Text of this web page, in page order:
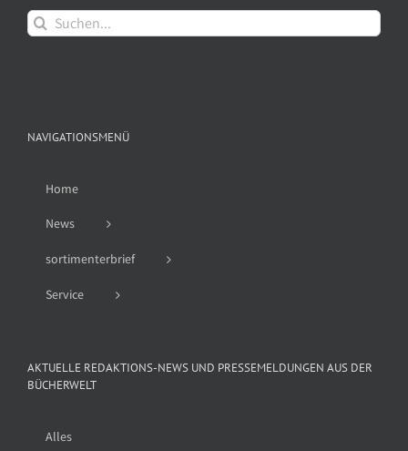
Suche
nach:
NAVIGATIONSMENÜ
Home
News
sortimenterbrief
Service
AKTUELLE REDAKTIONS-NEWS UND PRESSEMELDUNGEN AUS DER
BÜCHERWELT
Alles